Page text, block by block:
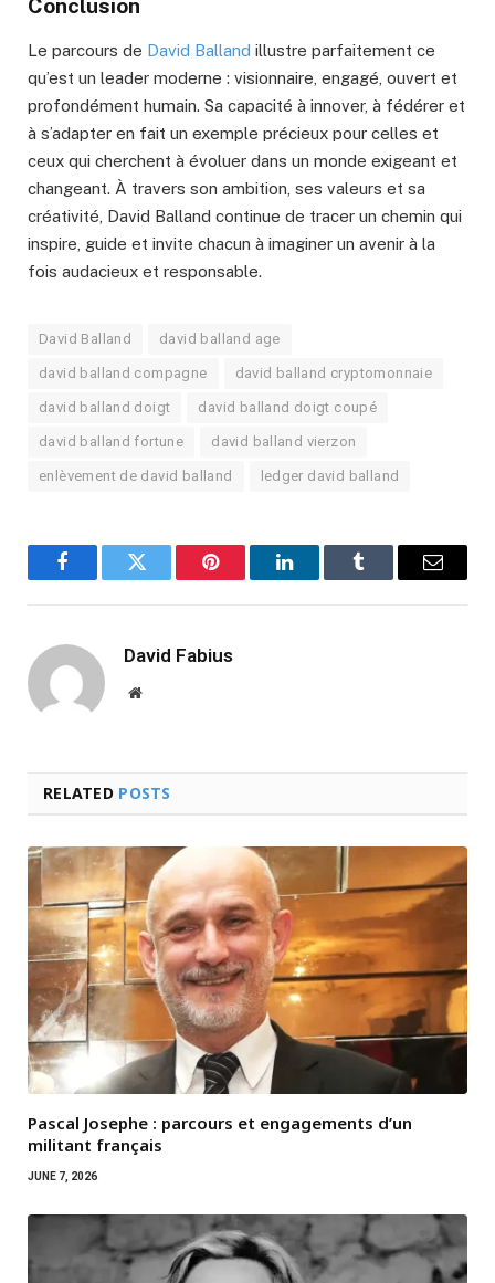
Conclusion
Le parcours de David Balland illustre parfaitement ce
qu’est un leader moderne : visionnaire, engagé, ouvert et
profondément humain. Sa capacité à innover, à fédérer et
à s’adapter en fait un exemple précieux pour celles et
ceux qui cherchent à évoluer dans un monde exigeant et
changeant. À travers son ambition, ses valeurs et sa
créativité, David Balland continue de tracer un chemin qui
inspire, guide et invite chacun à imaginer un avenir à la
fois audacieux et responsable.
David Balland david balland age
david balland compagne david balland cryptomonnaie
david balland doigt david balland doigt coupé
david balland fortune david balland vierzon
enlèvement de david balland ledger david balland
FacebookTwitter Pinterest LinkedInTumblr Email
David Fabius
Website
RELATED POSTS
Pascal Josephe : parcours et engagements d’un
militant français
JUNE 7, 2026